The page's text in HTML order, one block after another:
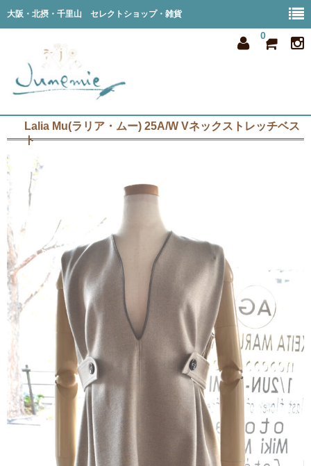
大阪・北摂・千里山 セレクトショップ・雑貨
0
home
all item
member
order
privacy
shop info
blog
Lalia Mu(ラリア・ムー) 25A/W Vネックストレッチベス
ト